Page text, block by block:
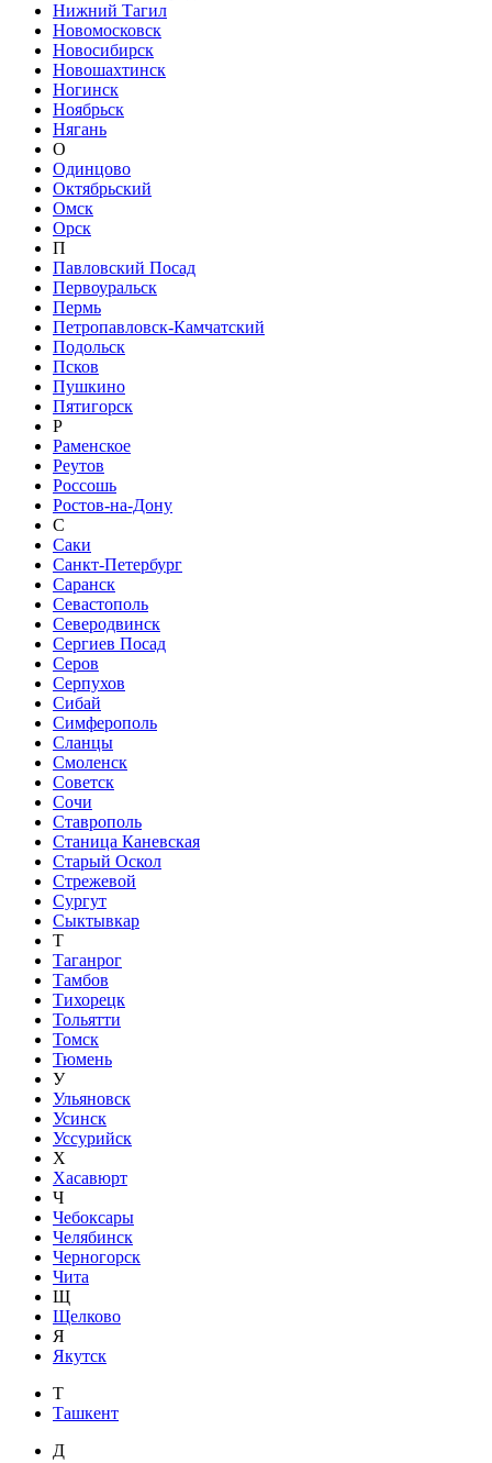
Нижний Тагил
Новомосковск
Новосибирск
Новошахтинск
Ногинск
Ноябрьск
Нягань
О
Одинцово
Октябрьский
Омск
Орск
П
Павловский Посад
Первоуральск
Пермь
Петропавловск-Камчатский
Подольск
Псков
Пушкино
Пятигорск
Р
Раменское
Реутов
Россошь
Ростов-на-Дону
С
Саки
Санкт-Петербург
Саранск
Севастополь
Северодвинск
Сергиев Посад
Серов
Серпухов
Сибай
Симферополь
Сланцы
Смоленск
Советск
Сочи
Ставрополь
Станица Каневская
Старый Оскол
Стрежевой
Сургут
Сыктывкар
Т
Таганрог
Тамбов
Тихорецк
Тольятти
Томск
Тюмень
У
Ульяновск
Усинск
Уссурийск
Х
Хасавюрт
Ч
Чебоксары
Челябинск
Черногорск
Чита
Щ
Щелково
Я
Якутск
Т
Ташкент
Д